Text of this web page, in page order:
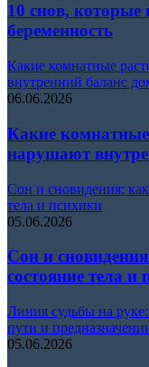
10 снов,
беременность
Какие комнатные
внутренний баланс
06.06.2026
Какие комнатные
нарушают
Сон и сновидения:
тела и психики
05.06.2026
Сон и
состояние тела и
Линия судьбы на
пути и
05.06.2026